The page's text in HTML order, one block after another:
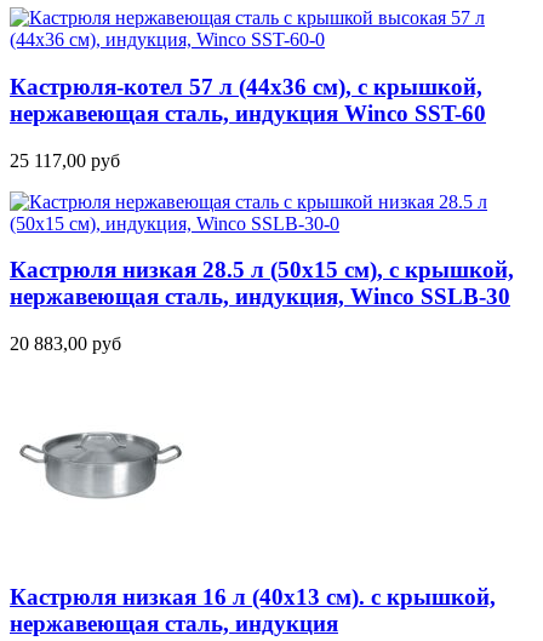
Кастрюля-котел 57 л (44х36 см), с крышкой,
нержавеющая сталь, индукция Winco SST-60
25 117,00 руб
Кастрюля низкая 28.5 л (50х15 см), с крышкой,
нержавеющая сталь, индукция, Winco SSLB-30
20 883,00 руб
Кастрюля низкая 16 л (40х13 см). с крышкой,
нержавеющая сталь, индукция